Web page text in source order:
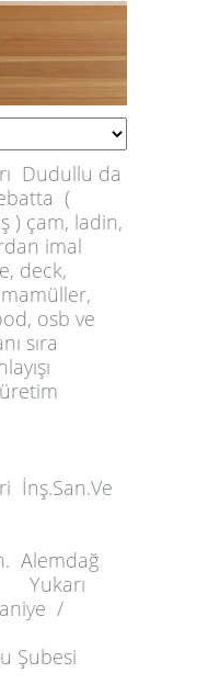
Dudullu da
(
) çam, ladin,
imal
deck,
mamüller,
osb ve
sıra
İnş.San.Ve
Alemdağ
Yukarı
/
Şubesi